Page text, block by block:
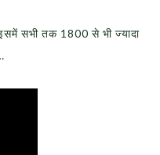
सभी तक 1800 से भी ज्यादा